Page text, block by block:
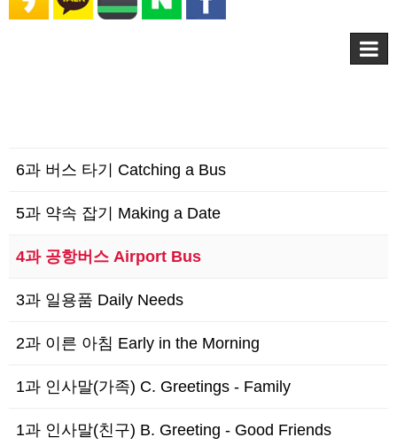
6과 버스 타기 Catching a Bus
5과 약속 잡기 Making a Date
4과 공항버스 Airport Bus
3과 일용품 Daily Needs
2과 이른 아침 Early in the Morning
1과 인사말(가족) C. Greetings - Family
1과 인사말(친구) B. Greeting - Good Friends